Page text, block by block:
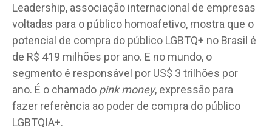
Leadership, associação internacional de empresas
voltadas para o público homoafetivo, mostra que o
potencial de compra do público LGBTQ+ no Brasil é
de R$ 419 milhões por ano. E no mundo, o
segmento é responsável por US$ 3 trilhões por
ano. É o chamado pink money, expressão para
fazer referência ao poder de compra do público
LGBTQIA+.